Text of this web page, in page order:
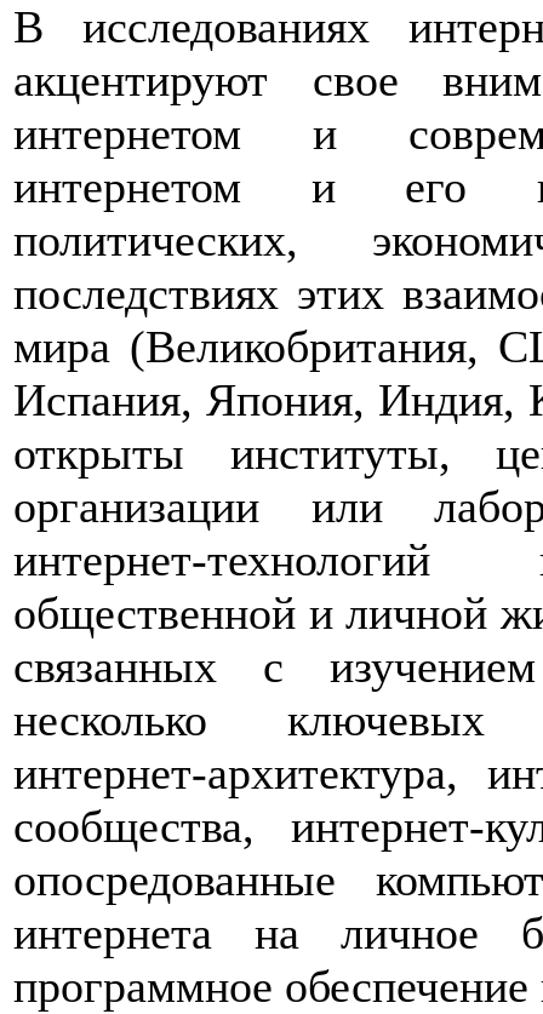
В исследованиях
акцентируют свое
интернетом и
интернетом и его
политических,
последствиях этих
мира (Великобритания,
Испания, Япония, Индия,
открыты институты,
организации или
интернет-
общественной и личной
связанных с
несколько ключевых
интернет-архитектура,
сообщества, интернет-
опосредованные
интернета на личное
программное обеспечение